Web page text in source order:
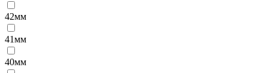
42мм
41мм
40мм